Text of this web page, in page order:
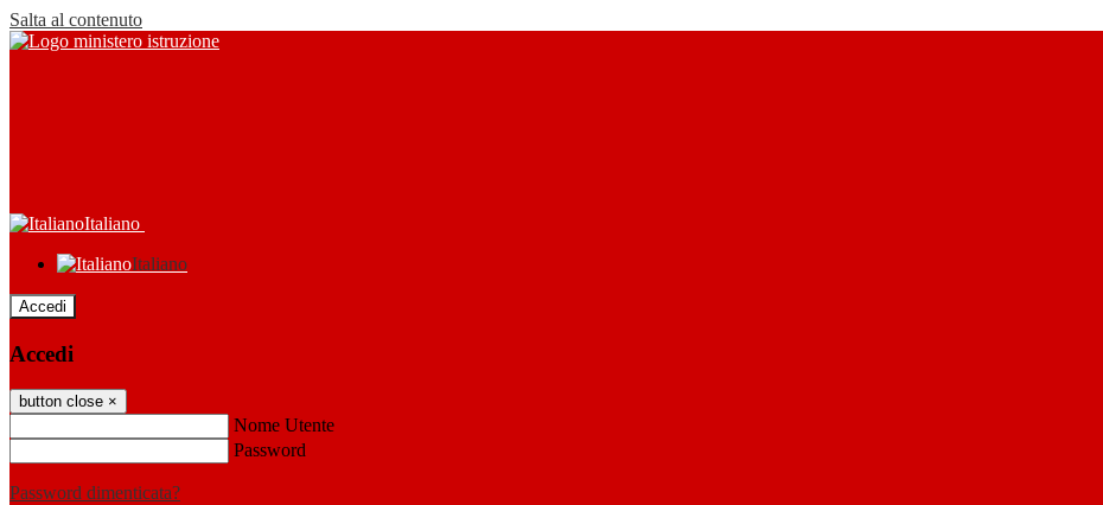
Salta al contenuto
Italiano
Italiano
Accedi
Accedi
button close ×
Nome Utente
Password
Password dimenticata?